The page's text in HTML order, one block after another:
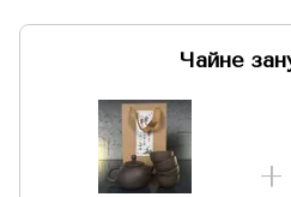
Чайне